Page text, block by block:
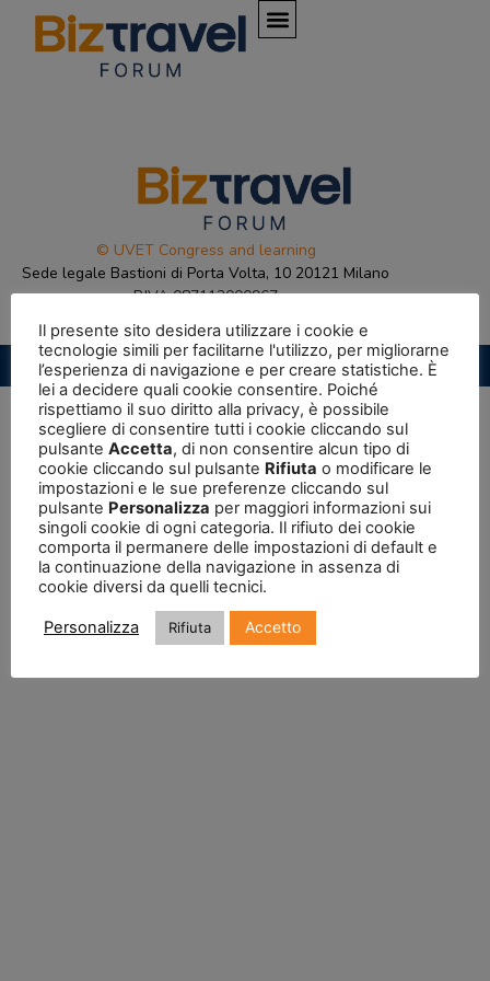
© UVET Congress and learning
Sede legale Bastioni di Porta Volta, 10 20121 Milano
P.IVA 087112000967
Privacy Policy|Cookie Policy
Il presente sito desidera utilizzare i cookie e
tecnologie simili per facilitarne l'utilizzo, per migliorarne
l’esperienza di navigazione e per creare statistiche. È
lei a decidere quali cookie consentire. Poiché
rispettiamo il suo diritto alla privacy, è possibile
scegliere di consentire tutti i cookie cliccando sul
pulsante Accetta, di non consentire alcun tipo di
cookie cliccando sul pulsante Rifiuta o modificare le
impostazioni e le sue preferenze cliccando sul
pulsante Personalizza per maggiori informazioni sui
singoli cookie di ogni categoria. Il rifiuto dei cookie
comporta il permanere delle impostazioni di default e
la continuazione della navigazione in assenza di
cookie diversi da quelli tecnici.
Personalizza Rifiuta Accetto